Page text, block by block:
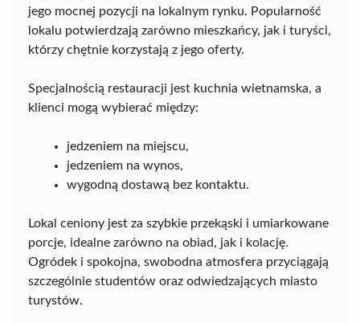
jego mocnej pozycji na lokalnym rynku. Popularność
lokalu potwierdzają zarówno mieszkańcy, jak i turyści,
którzy chętnie korzystają z jego oferty.
Specjalnością restauracji jest kuchnia wietnamska, a
klienci mogą wybierać między:
jedzeniem na miejscu,
jedzeniem na wynos,
wygodną dostawą bez kontaktu.
Lokal ceniony jest za szybkie przekąski i umiarkowane
porcje, idealne zarówno na obiad, jak i kolację.
Ogródek i spokojna, swobodna atmosfera przyciągają
szczególnie studentów oraz odwiedzających miasto
turystów.